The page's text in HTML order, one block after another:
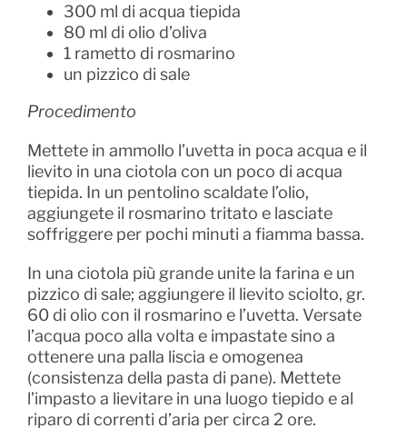
300 ml di acqua tiepida
80 ml di olio d’oliva
1 rametto di rosmarino
un pizzico di sale
Procedimento
Mettete in ammollo l’uvetta in poca acqua e il
lievito in una ciotola con un poco di acqua
tiepida. In un pentolino scaldate l’olio,
aggiungete il rosmarino tritato e lasciate
soffriggere per pochi minuti a fiamma bassa.
In una ciotola più grande unite la farina e un
pizzico di sale; aggiungere il lievito sciolto, gr.
60 di olio con il rosmarino e l’uvetta. Versate
l’acqua poco alla volta e impastate sino a
ottenere una palla liscia e omogenea
(consistenza della pasta di pane). Mettete
l’impasto a lievitare in una luogo tiepido e al
riparo di correnti d’aria per circa 2 ore.